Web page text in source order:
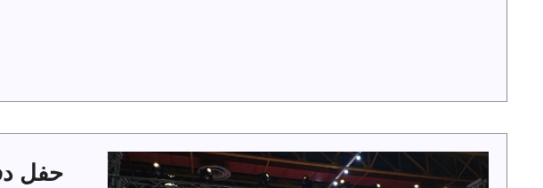
حفل دفعة 74 – اليوبيل الذهبي بجامعة